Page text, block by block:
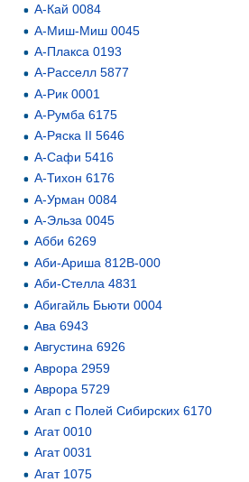
А-Кай 0084
А-Миш-Миш 0045
А-Плакса 0193
А-Расселл 5877
А-Рик 0001
А-Румба 6175
А-Ряска II 5646
А-Сафи 5416
А-Тихон 6176
А-Урман 0084
А-Эльза 0045
Абби 6269
Аби-Ариша 812В-000
Аби-Стелла 4831
Абигайль Бьюти 0004
Ава 6943
Августина 6926
Аврора 2959
Аврора 5729
Агап с Полей Сибирских 6170
Агат 0010
Агат 0031
Агат 1075